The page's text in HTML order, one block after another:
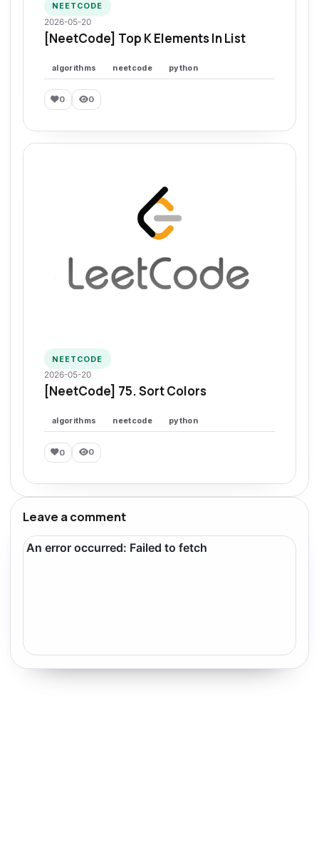
NEETCODE
2026-05-20
[NeetCode] Top K Elements In List
algorithms neetcode python
0 0
NEETCODE
2026-05-20
[NeetCode] 75. Sort Colors
algorithms neetcode python
0 0
Leave a comment